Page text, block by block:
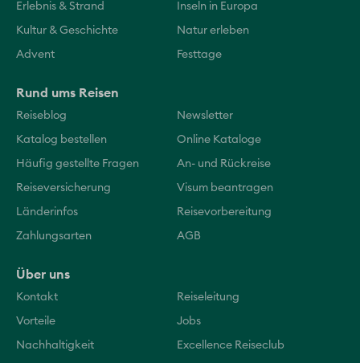
Erlebnis & Strand Inseln in Europa
Kultur & Geschichte Natur erleben
Advent Festtage
Rund ums Reisen
Reiseblog Newsletter
Katalog bestellen Online Kataloge
Häufig gestellte Fragen An- und Rückreise
Reiseversicherung Visum beantragen
Länderinfos Reisevorbereitung
Zahlungsarten AGB
Über uns
Kontakt Reiseleitung
Vorteile Jobs
Nachhaltigkeit Excellence Reiseclub